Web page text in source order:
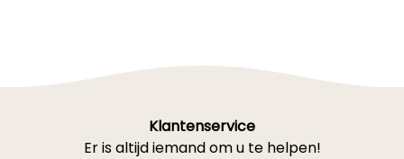
Klantenservice
Er is altijd iemand om u te helpen!